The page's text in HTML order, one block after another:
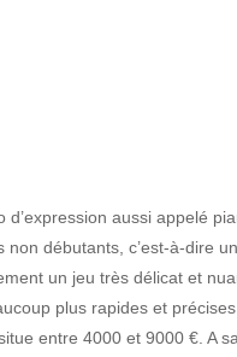
d’expression aussi appelé
non débutants, c’est-à-dire
un jeu très délicat et
plus rapides et
entre 4000 et 9000 €. A